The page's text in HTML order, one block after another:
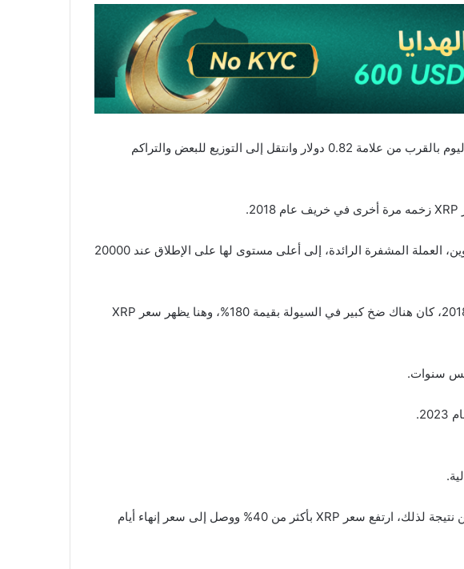
بعد إظهار زيادة في الزخم بنسبة 73.1% خلال الأسبوع الماضي، أنهى سعر عملة ريبل الرقمية (XRP) ذلك اليوم بالقرب من علامة 0.82 دولار وانتقل إلى التوزيع للبعض والتراكم
وكان عام 2018 فترة مليئة بالتحديات لسوق العملات المشفرة، حيث تميزت بدورة هبوطية، ووصلت البيتكوين، العملة المشفرة الرائدة، إلى أعلى مستوى لها على الإطلاق عند 20000
وبالمثل، عانت XRP من انخفاض هائل بأكثر من 90% من ذروتها خلال نفس الفترة، وبعد ذلك، في سبتمبر 2018، كان هناك ضخ كبير في السيولة بقيمة 180%، وهنا يظهر سعر XRP
بعد ذلك، من نهاية سبتمبر وحتى اليوم الأول من أكتوبر، حدثت موجة أخرى من النمو، كانت أقل نشاطاً، ولكن نتيجة لذلك، ارتفع سعر XRP بأكثر من 40% ووصل إلى سعر إنهاء أيام